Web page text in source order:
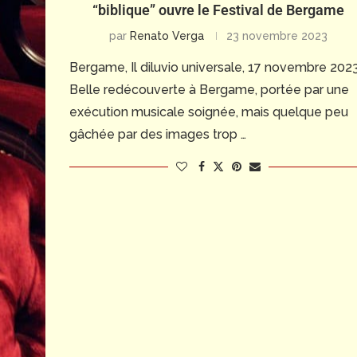
“biblique” ouvre le Festival de Bergame
par Renato Verga 23 novembre 2023
Bergame, Il diluvio universale, 17 novembre
Belle redécouverte à Bergame, portée par une
exécution musicale soignée, mais quelque peu
gâchée par des images trop …